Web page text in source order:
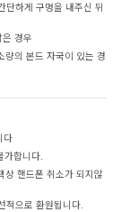
단하게 구멍을 내주신 뒤
경우
량의 본드 자국이 있는 경
다
가합니다.
상 핸드폰 취소가 되지않
적으로 환원됩니다.